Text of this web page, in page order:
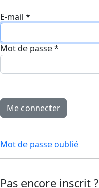
E-mail *
Mot de passe*
Mot de passe oublié
Pas encore inscrit ?